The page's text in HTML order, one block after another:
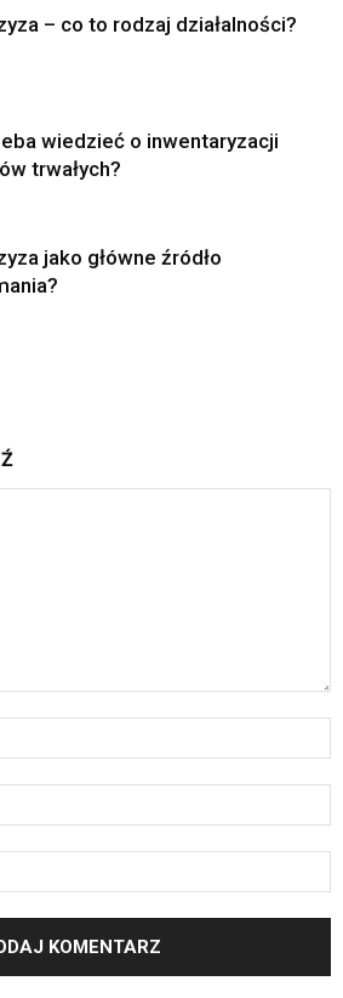
– co to rodzaj działalności?
wiedzieć o inwentaryzacji
trwałych?
jako główne źródło